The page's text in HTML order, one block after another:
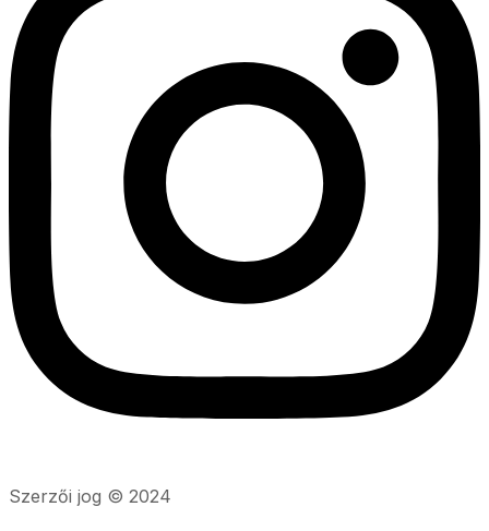
Szerzői jog © 2024